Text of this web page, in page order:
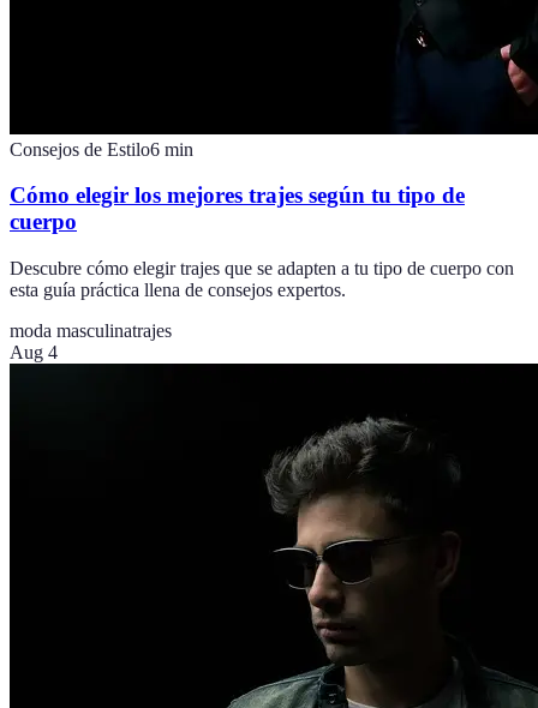
Consejos de Estilo6 min
Cómo elegir los mejores trajes según tu tipo de
cuerpo
Descubre cómo elegir trajes que se adapten a tu tipo de cuerpo con
esta guía práctica llena de consejos expertos.
moda masculinatrajes
Aug 4